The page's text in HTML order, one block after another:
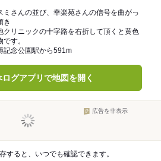
ミさんの並び、幸楽苑さんの信号を曲がっ
き
クリニックの十字路を右折して頂くと黄色
です。
記念公園駅から591m
ログアプリで地図を開く
広告を非表示
すると、いつでも確認できます。